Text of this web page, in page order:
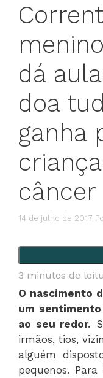
dá
doa
ganha
câncer
14 de julho de 2017
3 minutos de
O nascimento
um
ao seu redor.
irmãos, tios,
alguém
pequenos.